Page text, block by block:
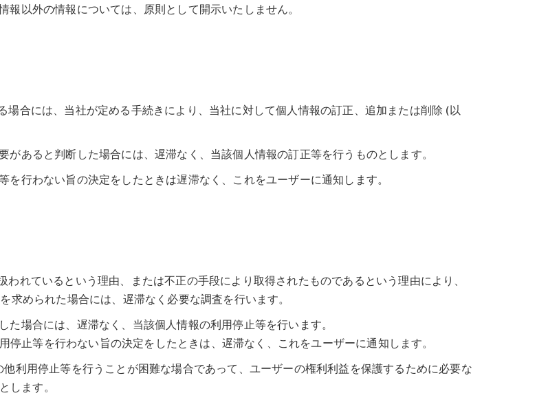
以外の情報については、原則として開示いたしません。
合には、当社が定める手続きにより、当社に対して個人情報の訂正、追加または削除 (以
あると判断した場合には、遅滞なく、当該個人情報の訂正等を行うものとします。
行わない旨の決定をしたときは遅滞なく、これをユーザーに通知します。
れているという理由、または不正の手段により取得されたものであるという理由により、
められた場合には、遅滞なく必要な調査を行います。
場合には、遅滞なく、当該個人情報の利用停止等を行います。
止等を行わない旨の決定をしたときは、遅滞なく、これをユーザーに通知します。
利用停止等を行うことが困難な場合であって、ユーザーの権利利益を保護するために必要な
ます。